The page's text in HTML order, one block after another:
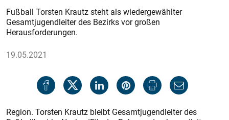
Fußball Torsten Krautz steht als wiedergewählter
Gesamtjugendleiter des Bezirks vor großen
Herausforderungen.
19.05.2021
Region. Torsten Krautz bleibt Gesamtjugendleiter des